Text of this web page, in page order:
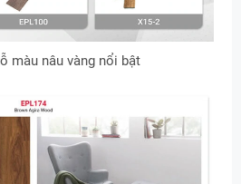
màu nâu vàng nổi bật